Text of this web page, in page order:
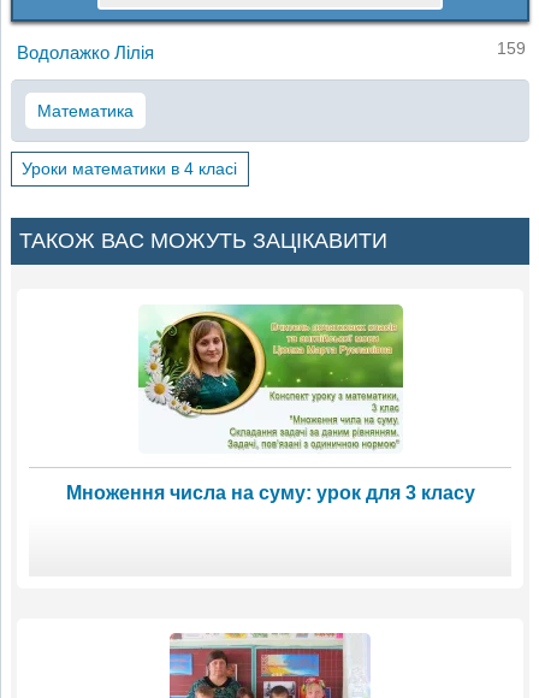
Водолажко Лілія 159
Математика
Уроки математики в 4 класі
ТАКОЖ ВАС МОЖУТЬ ЗАЦІКАВИТИ
Множення числа на суму: урок для 3 класу